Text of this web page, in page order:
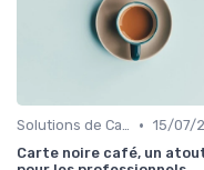
Solutions de Café pour Entreprises • 15/07/
Carte noire café, un